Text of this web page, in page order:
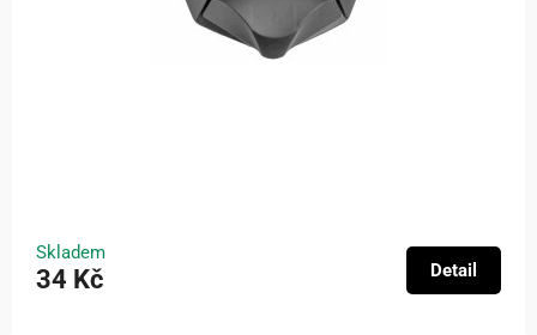
Skladem
34 Kč Detail